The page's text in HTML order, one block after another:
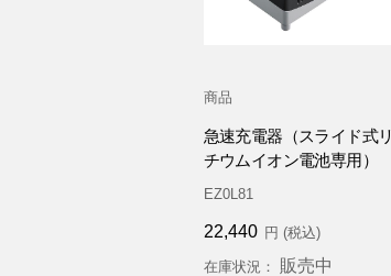
商品
急速充電器（スライド式リ
チウムイオン電池専用）
EZ0L81
22,440 円 (税込)
在庫状況： 販売中